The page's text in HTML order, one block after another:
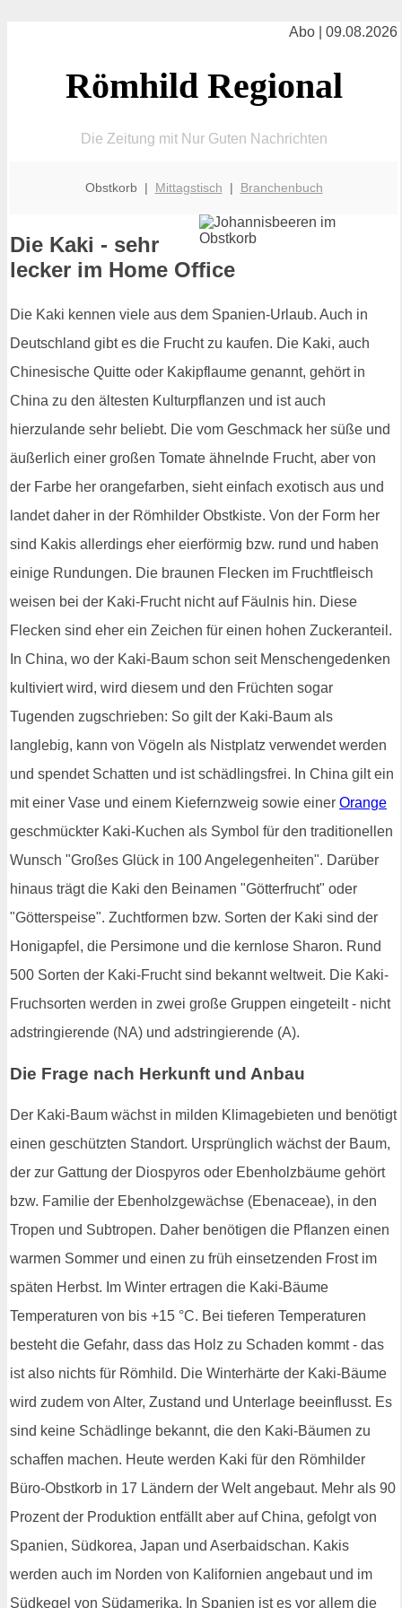
Abo | 09.08.2026
Römhild Regional
Die Zeitung mit Nur Guten Nachrichten
Obstkorb | Mittagstisch | Branchenbuch
Die Kaki - sehr
lecker im Home Office
Die Kaki kennen viele aus dem Spanien-Urlaub. Auch in
Deutschland gibt es die Frucht zu kaufen. Die Kaki, auch
Chinesische Quitte oder Kakipflaume genannt, gehört in
China zu den ältesten Kulturpflanzen und ist auch
hierzulande sehr beliebt. Die vom Geschmack her süße und
äußerlich einer großen Tomate ähnelnde Frucht, aber von
der Farbe her orangefarben, sieht einfach exotisch aus und
landet daher in der Römhilder Obstkiste. Von der Form her
sind Kakis allerdings eher eierförmig bzw. rund und haben
einige Rundungen. Die braunen Flecken im Fruchtfleisch
weisen bei der Kaki-Frucht nicht auf Fäulnis hin. Diese
Flecken sind eher ein Zeichen für einen hohen Zuckeranteil.
In China, wo der Kaki-Baum schon seit Menschengedenken
kultiviert wird, wird diesem und den Früchten sogar
Tugenden zugschrieben: So gilt der Kaki-Baum als
langlebig, kann von Vögeln als Nistplatz verwendet werden
und spendet Schatten und ist schädlingsfrei. In China gilt ein
mit einer Vase und einem Kiefernzweig sowie einer Orange
geschmückter Kaki-Kuchen als Symbol für den traditionellen
Wunsch "Großes Glück in 100 Angelegenheiten". Darüber
hinaus trägt die Kaki den Beinamen "Götterfrucht" oder
"Götterspeise". Zuchtformen bzw. Sorten der Kaki sind der
Honigapfel, die Persimone und die kernlose Sharon. Rund
500 Sorten der Kaki-Frucht sind bekannt weltweit. Die Kaki-
Fruchsorten werden in zwei große Gruppen eingeteilt - nicht
adstringierende (NA) und adstringierende (A).
Die Frage nach Herkunft und Anbau
Der Kaki-Baum wächst in milden Klimagebieten und benötigt
einen geschützten Standort. Ursprünglich wächst der Baum,
der zur Gattung der Diospyros oder Ebenholzbäume gehört
bzw. Familie der Ebenholzgewächse (Ebenaceae), in den
Tropen und Subtropen. Daher benötigen die Pflanzen einen
warmen Sommer und einen zu früh einsetzenden Frost im
späten Herbst. Im Winter ertragen die Kaki-Bäume
Temperaturen von bis +15 °C. Bei tieferen Temperaturen
besteht die Gefahr, dass das Holz zu Schaden kommt - das
ist also nichts für Römhild. Die Winterhärte der Kaki-Bäume
wird zudem von Alter, Zustand und Unterlage beeinflusst. Es
sind keine Schädlinge bekannt, die den Kaki-Bäumen zu
schaffen machen. Heute werden Kaki für den Römhilder
Büro-Obstkorb in 17 Ländern der Welt angebaut. Mehr als 90
Prozent der Produktion entfällt aber auf China, gefolgt von
Spanien, Südkorea, Japan und Aserbaidschan. Kakis
werden auch im Norden von Kalifornien angebaut und im
Südkegel von Südamerika. In Spanien ist es vor allem die